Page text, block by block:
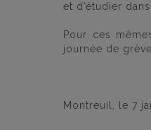
et d’étudier
Pour ces
journée de
Montreuil, le 7